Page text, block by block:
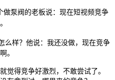
做泵阀的老板说：现在短视频竞争
么样？他说：我还没做，现在竞争
。
觉得竞争好激烈，不敢尝试了。